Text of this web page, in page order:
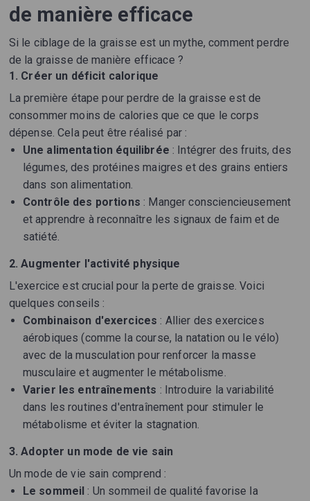
de manière efficace
Si le ciblage de la graisse est un mythe, comment perdre
de la graisse de manière efficace ?
1. Créer un déficit calorique
La première étape pour perdre de la graisse est de
consommer moins de calories que ce que le corps
dépense. Cela peut être réalisé par :
Une alimentation équilibrée : Intégrer des fruits, des
légumes, des protéines maigres et des grains entiers
dans son alimentation.
Contrôle des portions : Manger consciencieusement
et apprendre à reconnaître les signaux de faim et de
satiété.
2. Augmenter l'activité physique
L'exercice est crucial pour la perte de graisse. Voici
quelques conseils :
Combinaison d'exercices : Allier des exercices
aérobiques (comme la course, la natation ou le vélo)
avec de la musculation pour renforcer la masse
musculaire et augmenter le métabolisme.
Varier les entraînements : Introduire la variabilité
dans les routines d'entraînement pour stimuler le
métabolisme et éviter la stagnation.
3. Adopter un mode de vie sain
Un mode de vie sain comprend :
Le sommeil : Un sommeil de qualité favorise la